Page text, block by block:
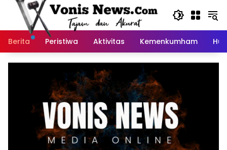
Langsung
Berita
Peristiwa Aktivitas Kemenkumham